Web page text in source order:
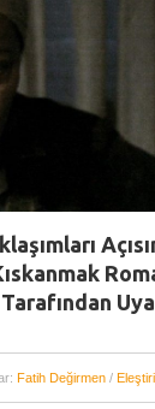
Fatih Değirmen /